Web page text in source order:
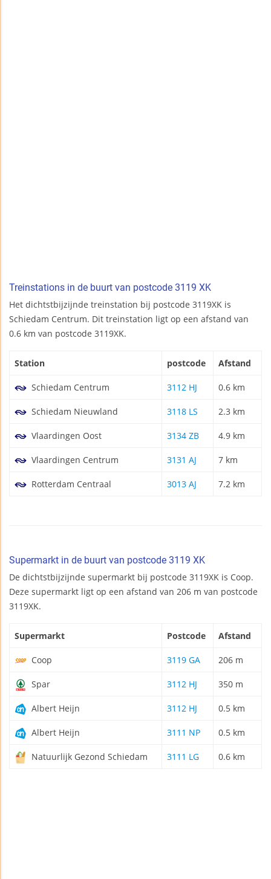
Treinstations in de buurt van postcode 3119 XK
Het dichtstbijzijnde treinstation bij postcode 3119XK is
Schiedam Centrum. Dit treinstation ligt op een afstand van
0.6 km van postcode 3119XK.
Station postcode Afstand
Schiedam Centrum 3112 HJ 0.6 km
Schiedam Nieuwland 3118 LS 2.3 km
Vlaardingen Oost 3134 ZB 4.9 km
Vlaardingen Centrum 3131 AJ 7 km
Rotterdam Centraal 3013 AJ 7.2 km
Supermarkt in de buurt van postcode 3119 XK
De dichtstbijzijnde supermarkt bij postcode 3119XK is Coop.
Deze supermarkt ligt op een afstand van 206 m van postcode
3119XK.
Supermarkt Postcode Afstand
Coop 3119 GA 206 m
Spar 3112 HJ 350 m
Albert Heijn 3112 HJ 0.5 km
Albert Heijn 3111 NP 0.5 km
Natuurlijk Gezond Schiedam 3111 LG 0.6 km